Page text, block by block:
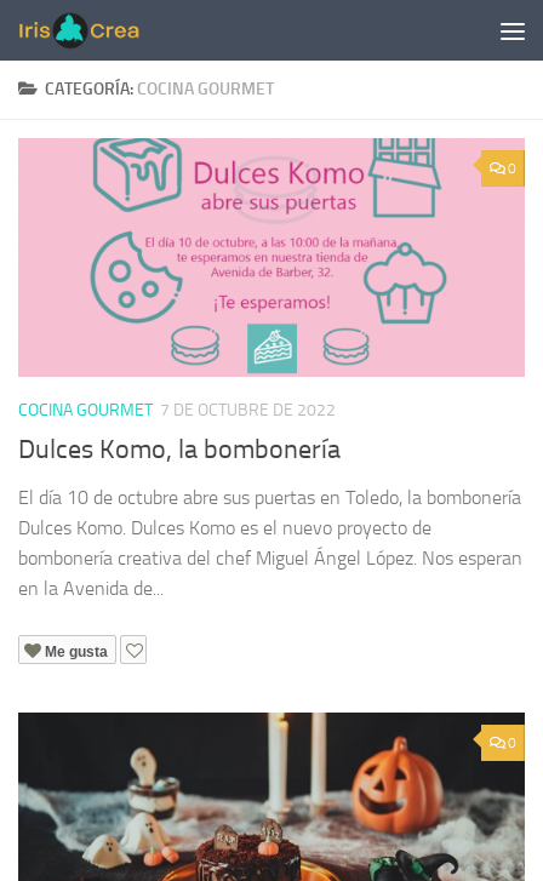
Saltar al contenido
CATEGORÍA: COCINA GOURMET
0
COCINA GOURMET 7 DE OCTUBRE DE 2022
Dulces Komo, la bombonería
El día 10 de octubre abre sus puertas en Toledo, la bombonería
Dulces Komo. Dulces Komo es el nuevo proyecto de
bombonería creativa del chef Miguel Ángel López. Nos esperan
en la Avenida de...
Me gusta
0